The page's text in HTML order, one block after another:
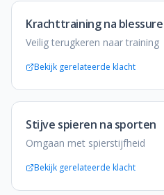
Krachttraining na blessure
Veilig terugkeren naar training
Bekijk gerelateerde klacht
Stijve spieren na sporten
Omgaan met spierstijfheid
Bekijk gerelateerde klacht